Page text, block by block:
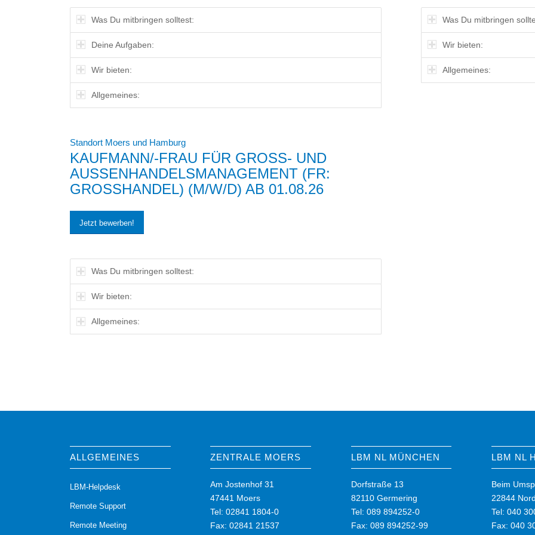
Was Du mitbringen solltest:
Deine Aufgaben:
Wir bieten:
Allgemeines:
Was Du mitbringen
Wir bieten:
Allgemeines:
Standort Moers und Hamburg
KAUFMANN/-FRAU FÜR GROSS- UND A
USSENHANDELSMANAGEMENT (FR: GR
OSSHANDEL) (M/W/D) AB 01.08.26
Jetzt bewerben!
Was Du mitbringen solltest:
Wir bieten:
Allgemeines:
ALLGEMEINES
LBM-Helpdesk
Remote Support
Remote Meeting
ZENTRALE MOERS
Am Jostenhof 31
47441 Moers
Tel: 02841 1804-0
Fax: 02841 21537
LBM NL MÜNCHEN
Dorfstraße 13
82110 Germering
Tel: 089 894252-0
Fax: 089 894252-99
LBM NL
Beim
22844
Tel: 040
Fax: 040